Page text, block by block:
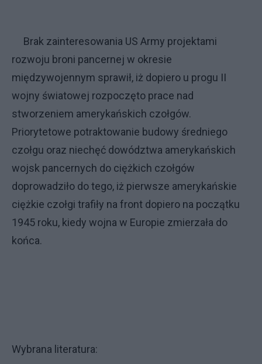
Brak zainteresowania US Army projektami
rozwoju broni pancernej w okresie
międzywojennym sprawił, iż dopiero u progu II
wojny światowej rozpoczęto prace nad
stworzeniem amerykańskich czołgów.
Priorytetowe potraktowanie budowy średniego
czołgu oraz niechęć dowództwa amerykańskich
wojsk pancernych do ciężkich czołgów
doprowadziło do tego, iż pierwsze amerykańskie
ciężkie czołgi trafiły na front dopiero na początku
1945 roku, kiedy wojna w Europie zmierzała do
końca.
Wybrana literatura: